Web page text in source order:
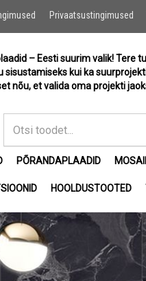
Privaatsustingimused
– Eesti suurim valik! Tere
sisustamiseks kui ka
nõu, et valida oma projekti
PÕRANDAPLAADID
HOOLDUSTOOTED